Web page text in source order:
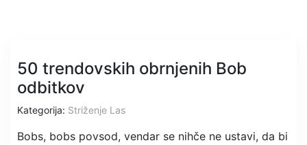
50 trendovskih obrnjenih Bob
odbitkov
Kategorija: Striženje Las
Bobs, bobs povsod, vendar se nihče ne ustavi, da bi